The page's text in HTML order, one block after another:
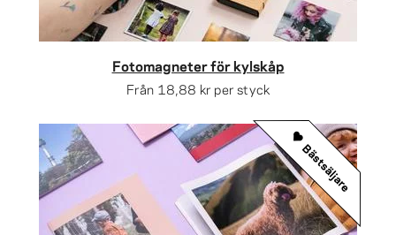
Fotomagneter för kylskåp
Från 18,88 kr per styck
Bästsäljare